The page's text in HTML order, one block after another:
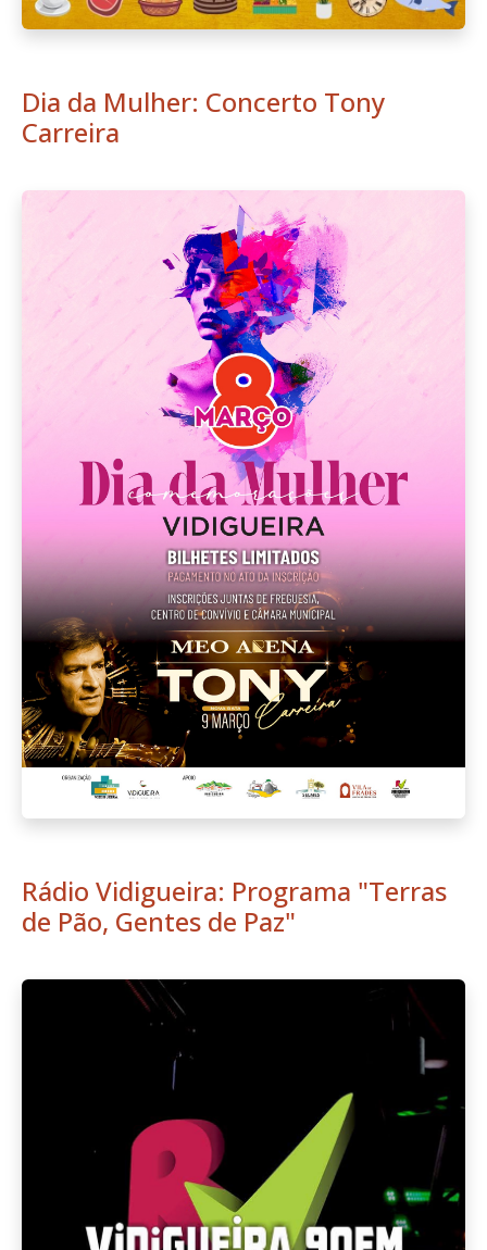
Dia da Mulher: Concerto Tony
Carreira
Rádio Vidigueira: Programa "Terras
de Pão, Gentes de Paz"